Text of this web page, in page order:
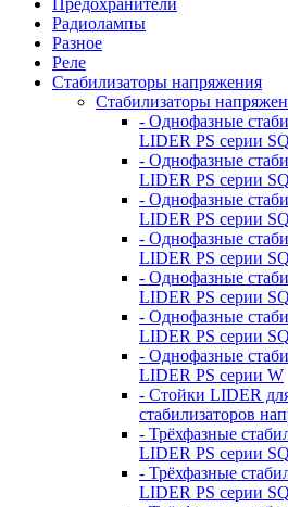
Предохранители
Радиолампы
Разное
Реле
Стабилизаторы напряжения
Стабилизаторы
- Однофазные
LIDER PS серии SQ
- Однофазные
LIDER PS серии
- Однофазные
LIDER PS серии
- Однофазные
LIDER PS серии
- Однофазные
LIDER PS серии
- Однофазные
LIDER PS серии
- Однофазные
LIDER PS серии W
- Стойки LIDER
стабилизаторов
- Трёхфазные
LIDER PS серии SQ
- Трёхфазные
LIDER PS серии